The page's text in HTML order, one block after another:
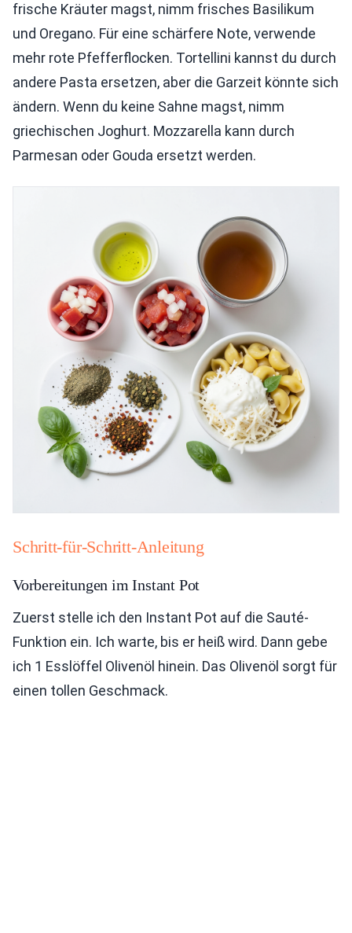
frische Kräuter magst, nimm frisches Basilikum
und Oregano. Für eine schärfere Note, verwende
mehr rote Pfefferflocken. Tortellini kannst du durch
andere Pasta ersetzen, aber die Garzeit könnte sich
ändern. Wenn du keine Sahne magst, nimm
griechischen Joghurt. Mozzarella kann durch
Parmesan oder Gouda ersetzt werden.
Schritt-für-Schritt-Anleitung
Vorbereitungen im Instant Pot
Zuerst stelle ich den Instant Pot auf die Sauté-
Funktion ein. Ich warte, bis er heiß wird. Dann gebe
ich 1 Esslöffel Olivenöl hinein. Das Olivenöl sorgt für
einen tollen Geschmack.